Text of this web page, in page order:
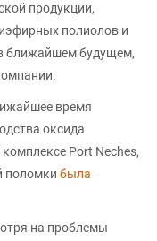
продукции,
полиолов и
ближайшем будущем,
время
оксида
Port Neches,
поломки была
на проблемы